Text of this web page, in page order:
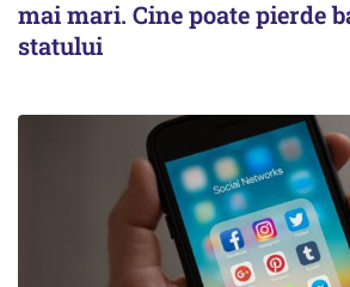
mai mari. Cine poate pierde
statului